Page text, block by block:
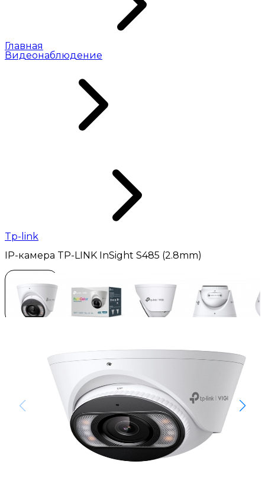
Главная
Видеонаблюдение
Tp-link
IP-камера TP-LINK InSight S485 (2.8mm)